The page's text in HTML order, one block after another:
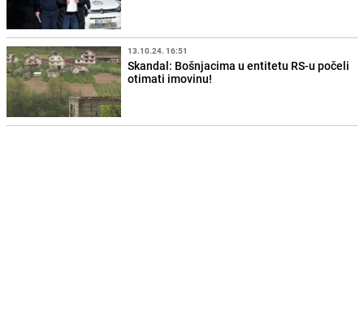
13.10.24. 16:51
Skandal: Bošnjacima u entitetu RS-u počeli
otimati imovinu!